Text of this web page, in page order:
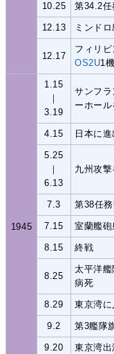
10.25 第34.2任
12.13 ミンド
12.17
フィリピ
OS2U1
1945
1.15
｜
3.19
サンフ
ーホール
4.15 日本に
5.25
｜
6.13
九州攻撃
7.3 第38任
7.15 室蘭艦砲
8.15 終戦
8.25
太平洋
病死
8.29 東京湾に
9.2 第3艦隊
9.20 東京湾出